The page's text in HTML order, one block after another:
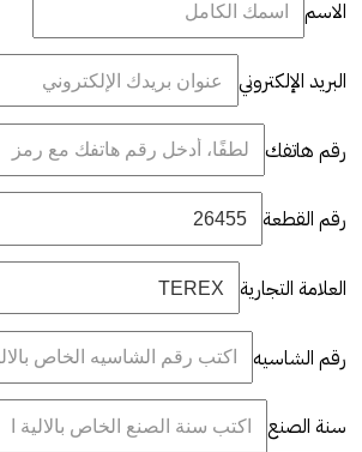
الاسم
البريد الإلكتروني
رقم هاتفك
رقم القطعة
العلامة التجارية
رقم الشاسيه
سنة الصنع